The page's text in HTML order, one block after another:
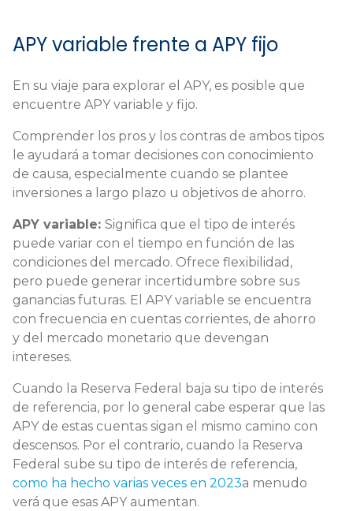
APY variable frente a APY fijo
En su viaje para explorar el APY, es posible que
encuentre APY variable y fijo.
Comprender los pros y los contras de ambos tipos
le ayudará a tomar decisiones con conocimiento
de causa, especialmente cuando se plantee
inversiones a largo plazo u objetivos de ahorro.
APY variable: Significa que el tipo de interés
puede variar con el tiempo en función de las
condiciones del mercado. Ofrece flexibilidad,
pero puede generar incertidumbre sobre sus
ganancias futuras. El APY variable se encuentra
con frecuencia en cuentas corrientes, de ahorro
y del mercado monetario que devengan
intereses.
Cuando la Reserva Federal baja su tipo de interés
de referencia, por lo general cabe esperar que las
APY de estas cuentas sigan el mismo camino con
descensos. Por el contrario, cuando la Reserva
Federal sube su tipo de interés de referencia,
como ha hecho varias veces en 2023a menudo
verá que esas APY aumentan.